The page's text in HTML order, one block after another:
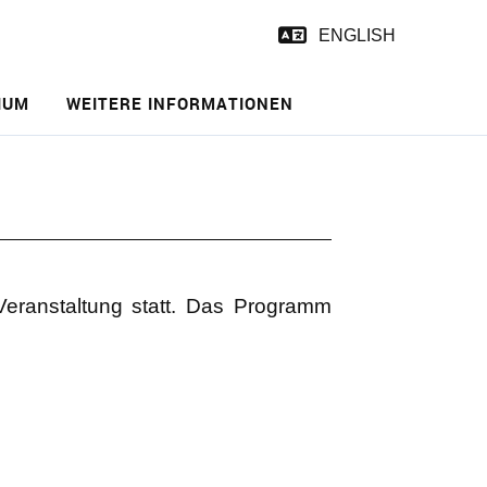
WEITERE INFORMATIONEN
ENGLISH
statt. Das Programm